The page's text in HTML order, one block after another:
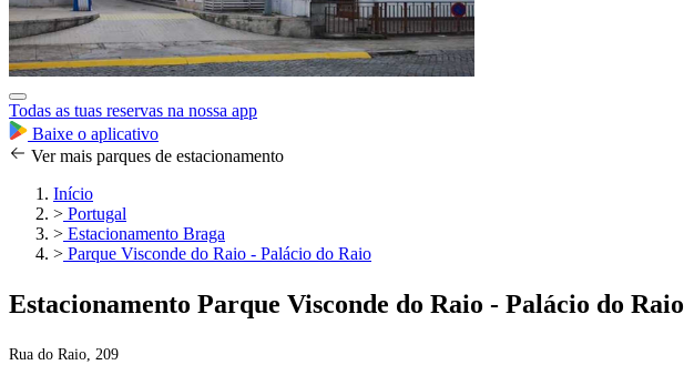
Todas as tuas reservas na nossa app
Baixe o aplicativo
Ver mais parques de estacionamento
Início
> Portugal
> Estacionamento Braga
> Parque Visconde do Raio - Palácio do Raio
Estacionamento Parque Visconde do Raio - Palácio do Raio
Rua do Raio, 209